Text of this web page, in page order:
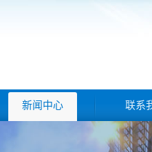
新闻中心 联系